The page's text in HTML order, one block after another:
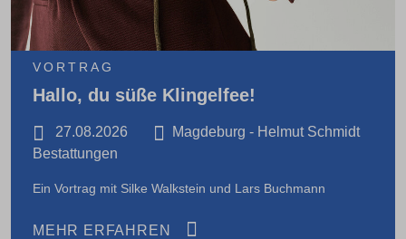
VORTRAG
Hallo, du süße Klingelfee!
27.08.2026
Magdeburg - Helmut Schmidt
Bestattungen
Ein Vortrag mit Silke Walkstein und Lars Buchmann
MEHR ERFAHREN